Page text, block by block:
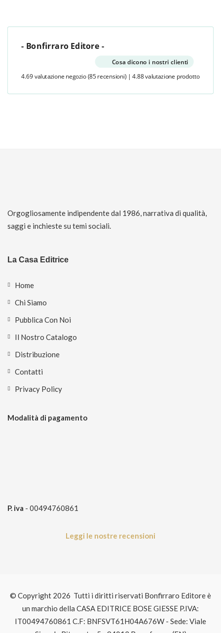
- Bonfirraro Editore -
Cosa dicono i nostri clienti
4.69 valutazione negozio (85 recensioni) | 4.88 valutazione prodotto
Orgogliosamente indipendente dal 1986, narrativa di qualità,
saggi e inchieste su temi sociali.
La Casa Editrice
Home
Chi Siamo
Pubblica Con Noi
Il Nostro Catalogo
Distribuzione
Contatti
Privacy Policy
Modalità di pagamento
P. iva - 00494760861
Leggi le nostre recensioni
© Copyright 2026 Tutti i diritti riservati Bonfirraro Editore è
un marchio della CASA EDITRICE BOSE GIESSE P.IVA:
IT00494760861 C.F: BNFSVT61H04A676W - Sede: Viale